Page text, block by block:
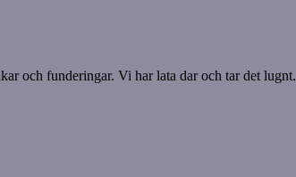
och funderingar. Vi har lata dar och tar det lugnt.